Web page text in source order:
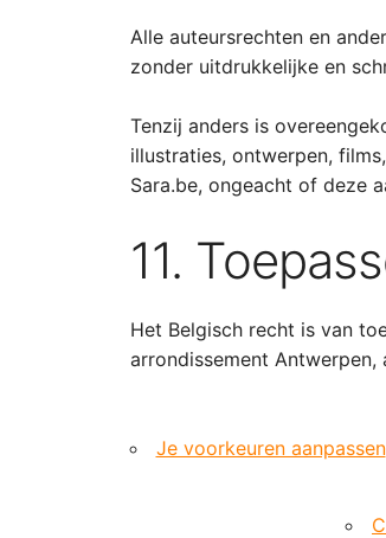
Alle auteursrechten en
zonder uitdrukkelijke en
Tenzij anders is
illustraties, ontwerpen,
Sara.be, ongeacht of deze
11.
Het Belgisch recht is van
arrondissement Antwerpen,
Je voorkeuren aanpassen